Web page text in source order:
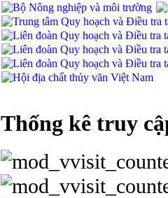
Thống kê truy